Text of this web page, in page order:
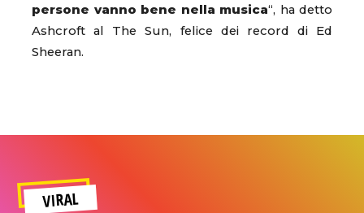
persone vanno bene nella musica“, ha detto
Ashcroft al The Sun, felice dei record di Ed
Sheeran.
VIRAL